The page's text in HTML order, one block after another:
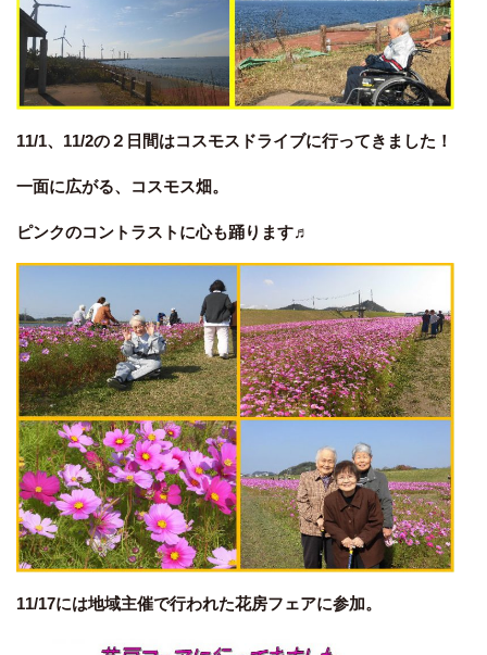
11/1、11/2の２日間はコスモスドライブに行ってきました！
一面に広がる、コスモス畑。
ピンクのコントラストに心も踊ります♬
11/17には地域主催で行われた花房フェアに参加。